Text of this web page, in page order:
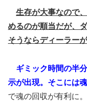
生存が大事なので
めるのが順当だが、
そうならディーラー
ギミック時間の半
示が出現。そこには
で魂の回収が有利に